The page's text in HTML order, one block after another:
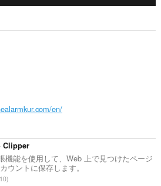
en/
Clipper
機能を使用して、Web 上で見つけたページ
ウントに保存します。